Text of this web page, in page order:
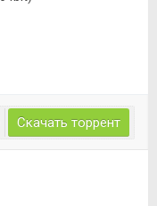
Скачать торрент